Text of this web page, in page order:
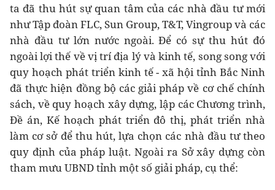
ta đã thu hút sự quan tâm của các nhà đầu tư mới
như Tập đoàn FLC, Sun Group, T&T, Vingroup và các
nhà đầu tư lớn nước ngoài. Để có sự thu hút đó
ngoài lợi thế về vị trí địa lý và kinh tế, song song với
quy hoạch phát triển kinh tế - xã hội tỉnh Bắc Ninh
đã thực hiện đồng bộ các giải pháp về cơ chế chính
sách, về quy hoạch xây dựng, lập các Chương trình,
Đề án, Kế hoạch phát triển đô thị, phát triển nhà
làm cơ sở để thu hút, lựa chọn các nhà đầu tư theo
quy định của pháp luật. Ngoài ra Sở xây dựng còn
tham mưu UBND tỉnh một số giải pháp, cụ thể: